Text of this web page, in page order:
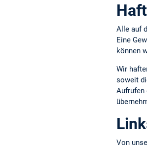
Alle auf
Eine
können
Wir
soweit
Aufrufen
Von